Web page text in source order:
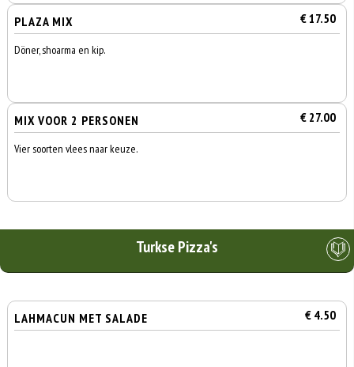
PLAZA MIX € 17.50
Döner, shoarma en kip.
MIX VOOR 2 PERSONEN € 27.00
Vier soorten vlees naar keuze.
Turkse Pizza's
LAHMACUN MET SALADE € 4.50